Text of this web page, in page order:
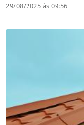
29/08/2025 às 09:56